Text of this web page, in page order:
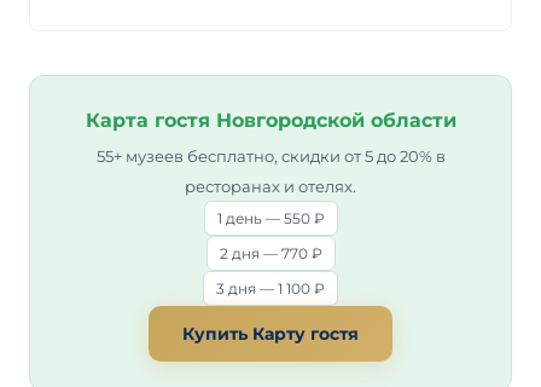
Карта гостя Новгородской области
55+ музеев бесплатно, скидки от 5 до 20% в
ресторанах и отелях.
1 день — 550 ₽
2 дня — 770 ₽
3 дня — 1 100 ₽
Купить Карту гостя